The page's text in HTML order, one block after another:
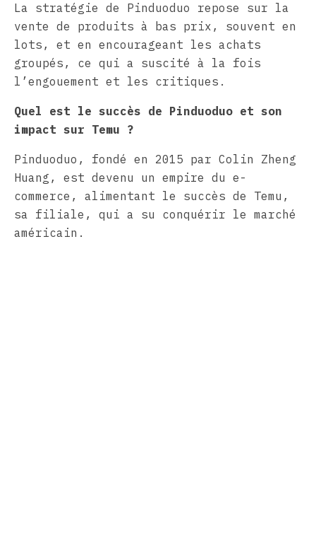
La stratégie de Pinduoduo repose sur la
vente de produits à bas prix, souvent en
lots, et en encourageant les achats
groupés, ce qui a suscité à la fois
l’engouement et les critiques.
Quel est le succès de Pinduoduo et son
impact sur Temu ?
Pinduoduo, fondé en 2015 par Colin Zheng
Huang, est devenu un empire du e-
commerce, alimentant le succès de Temu,
sa filiale, qui a su conquérir le marché
américain.